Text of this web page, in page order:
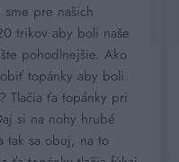
sme pre našich
trikov aby boli naše
pohodlnejšie. Ako
topánky aby boli
Tlačia ťa topánky pri
si na nohy hrubé
tak sa obuj, na to